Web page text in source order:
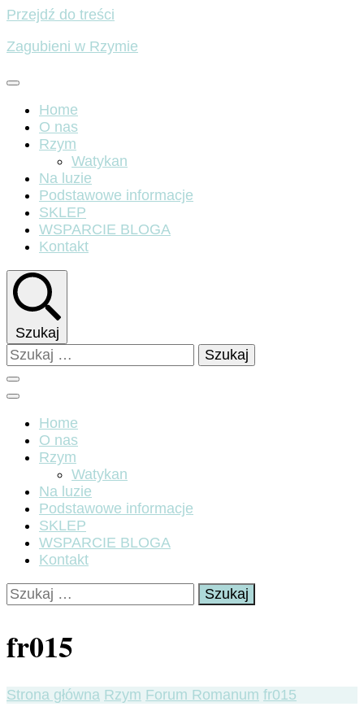
Przejdź do treści
Zagubieni w Rzymie
Home
O nas
Rzym
Watykan
Na luzie
Podstawowe informacje
SKLEP
WSPARCIE BLOGA
Kontakt
Szukaj
Szukaj:
Home
O nas
Rzym
Watykan
Na luzie
Podstawowe informacje
SKLEP
WSPARCIE BLOGA
Kontakt
Szukaj:
fr015
Strona główna Rzym Forum Romanum fr015